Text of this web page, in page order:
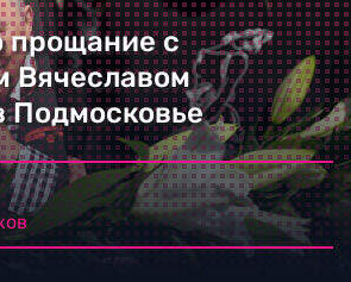
прощание с
Вячеславом
Подмосковье